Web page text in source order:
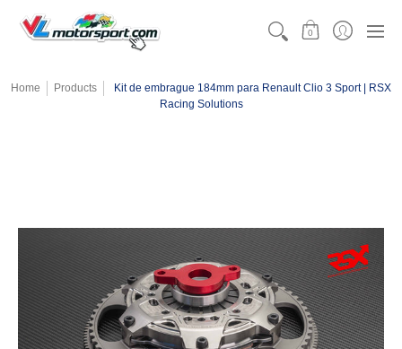
0
Home Products
Kit de embrague 184mm para Renault Clio 3 Sport | RSX
Racing Solutions